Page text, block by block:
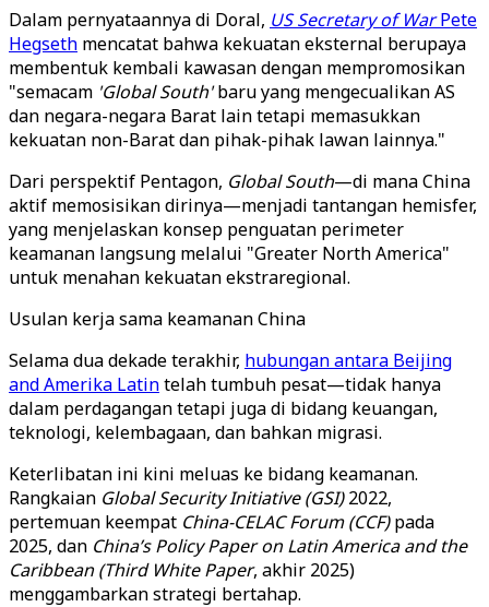
Dalam pernyataannya di Doral, US Secretary of WarPete
Hegseth mencatat bahwa kekuatan eksternal berupaya
membentuk kembali kawasan dengan mempromosikan
"semacam 'Global South'baru yang mengecualikan AS
dan negara-negara Barat lain tetapi memasukkan
kekuatan non-Barat dan pihak-pihak lawan lainnya."
Dari perspektif Pentagon, Global South—di mana China
aktif memosisikan dirinya—menjadi tantangan hemisfer,
yang menjelaskan konsep penguatan perimeter
keamanan langsung melalui "Greater North America"
untuk menahan kekuatan ekstraregional.
Usulan kerja sama keamanan China
Selama dua dekade terakhir, hubungan antara Beijing
and Amerika Latintelah tumbuh pesat—tidak hanya
dalam perdagangan tetapi juga di bidang keuangan,
teknologi, kelembagaan, dan bahkan migrasi.
Keterlibatan ini kini meluas ke bidang keamanan.
Rangkaian Global Security Initiative (GSI)2022,
pertemuan keempat China-CELAC Forum (CCF)pada
2025, dan China’s Policy Paper on Latin America and the
Caribbean (Third White Paper, akhir 2025)
menggambarkan strategi bertahap.